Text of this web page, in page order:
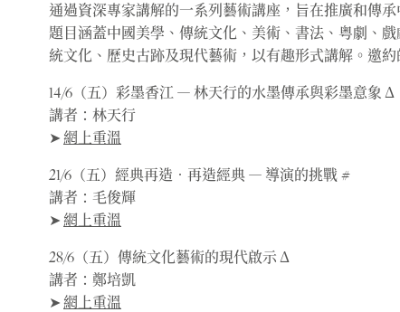
通過資深專家講解的一系列藝術講座，旨在推廣和傳
題目涵蓋中國美學、傳統文化、美術、書法、粤劇、
統文化、歷史古跡及現代藝術，以有趣形式講解。邀
14/6（五）彩墨香江 ― 林天行的水墨傳承與彩墨意象 Δ
講者：林天行
➤ 網上重溫
21/6（五）經典再造．再造經典 ― 導演的挑戰 #
講者：毛俊輝
➤ 網上重溫
28/6（五）傳統文化藝術的現代啟示 Δ
講者：鄭培凱
➤ 網上重溫